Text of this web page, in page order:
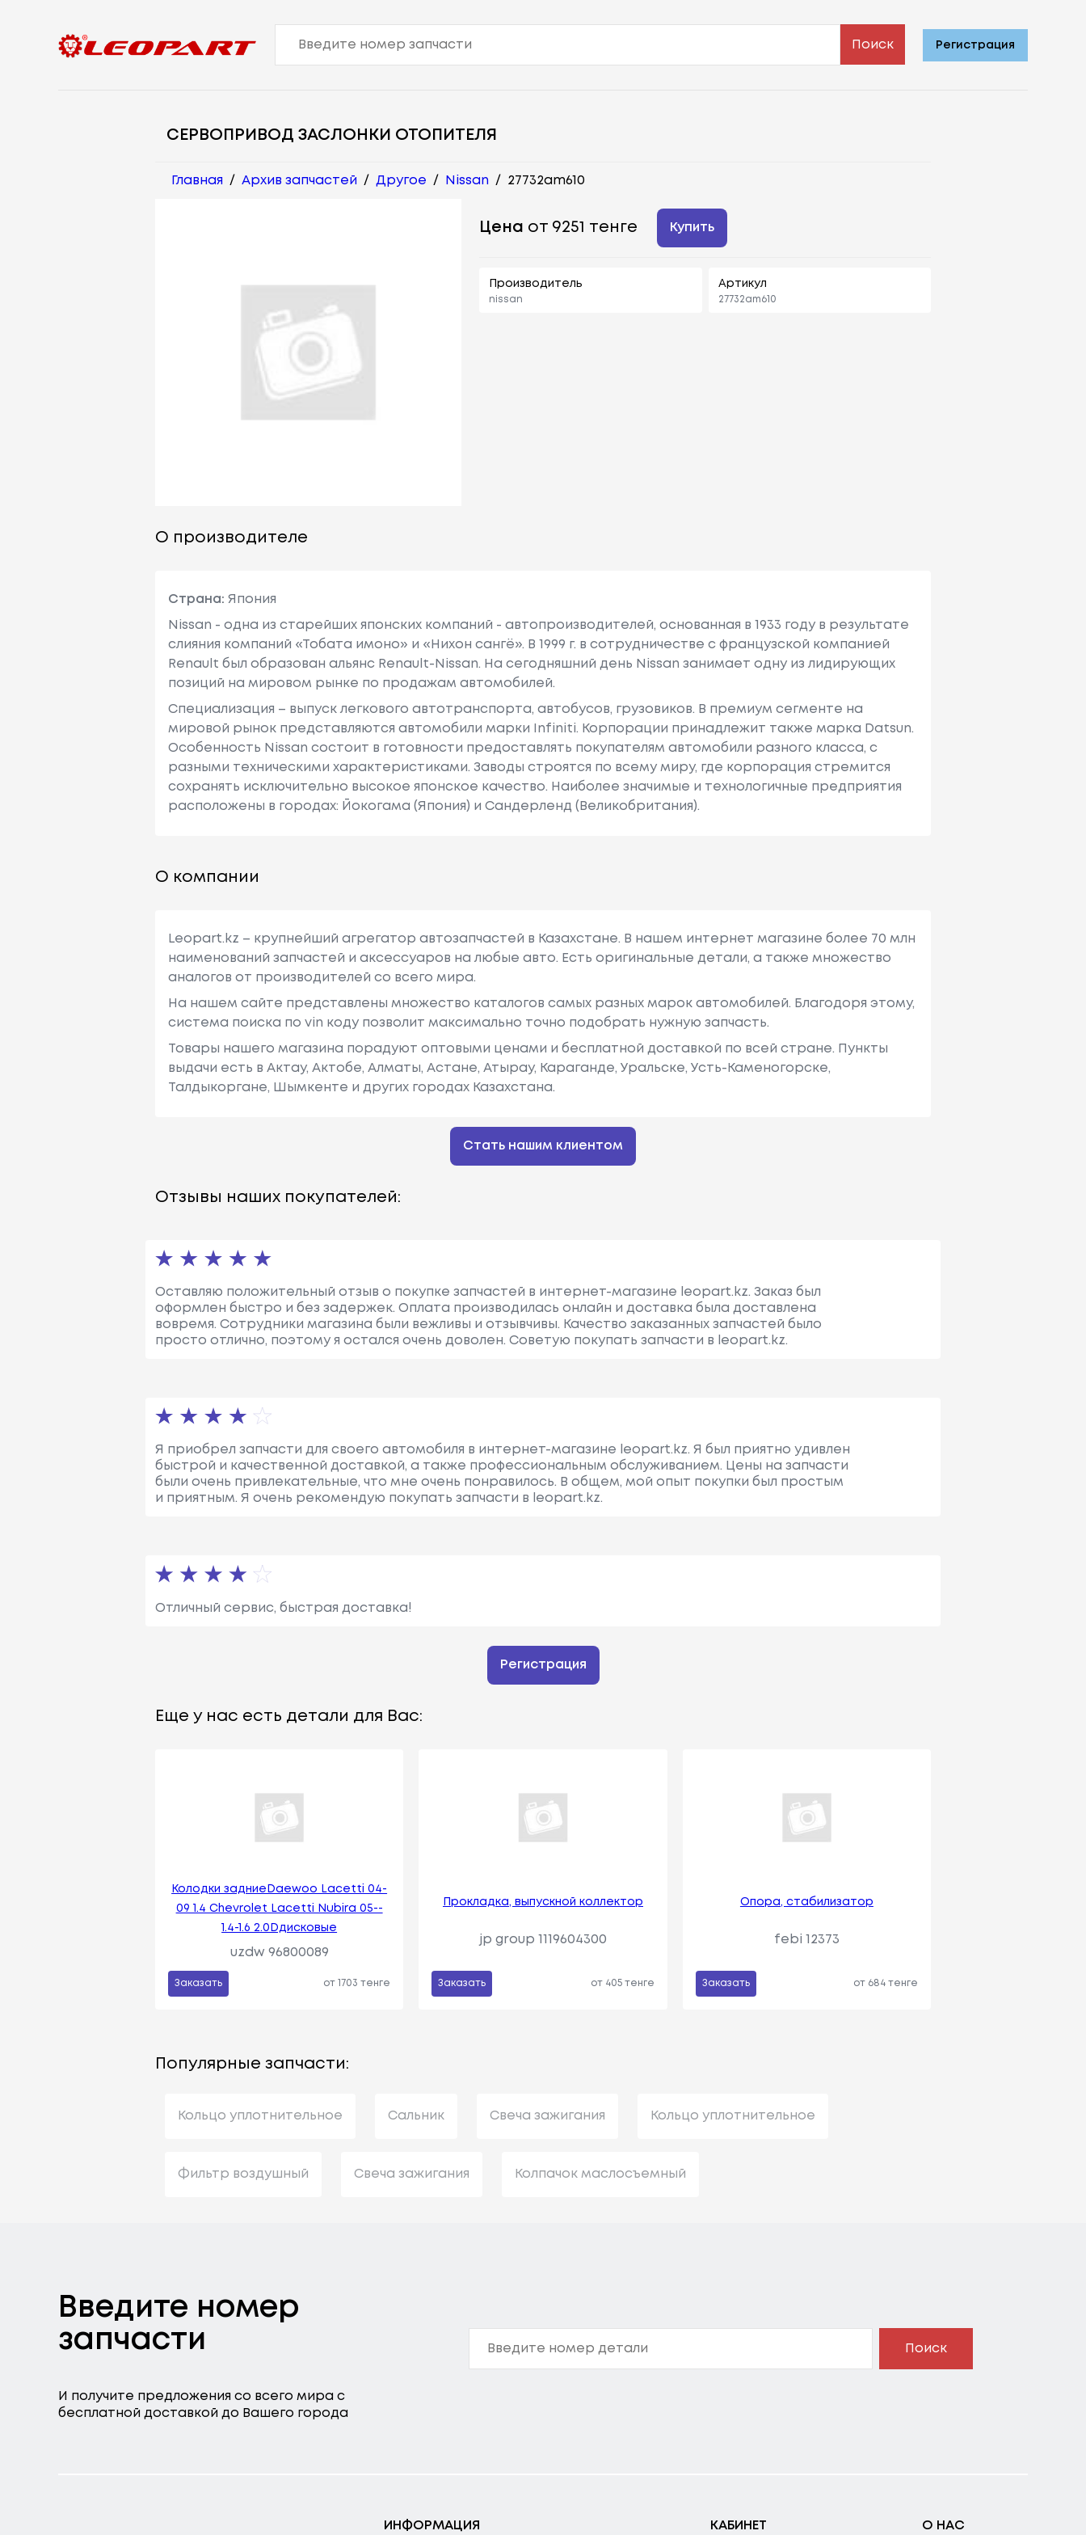
Поиск Регистрация
СЕРВОПРИВОД ЗАСЛОНКИ ОТОПИТЕЛЯ
Главная / Архив запчастей / Другое / Nissan / 27732am610
Цена от 9251 тенге Купить
Производитель
nissan
Артикул
27732am610
О производителе
Страна: Япония
Nissan - одна из старейших японских компаний - автопроизводителей, основанная в 1933 году в результате
слияния компаний «Тобата имоно» и «Нихон сангё». В 1999 г. в сотрудничестве с французcкой компанией
Renault был образован альянс Renault-Nissan. На сегодняшний день Nissan занимает одну из лидирующих
позиций на мировом рынке по продажам автомобилей.
Специализация – выпуск легкового автотранспорта, автобусов, грузовиков. В премиум сегменте на
мировой рынок представляются автомобили марки Infiniti. Корпорации принадлежит также марка Datsun.
Особенность Nissan состоит в готовности предоставлять покупателям автомобили разного класса, с
разными техническими характеристиками. Заводы строятся по всему миру, где корпорация стремится
сохранять исключительно высокое японское качество. Наиболее значимые и технологичные предприятия
расположены в городах: Йокогама (Япония) и Сандерленд (Великобритания).
О компании
Leopart.kz – крупнейший агрегатор автозапчастей в Казахстане. В нашем интернет магазине более 70 млн
наименований запчастей и аксессуаров на любые авто. Есть оригинальные детали, а также множество
аналогов от производителей со всего мира.
На нашем сайте представлены множество каталогов самых разных марок автомобилей. Благодоря этому,
система поиска по vin коду позволит максимально точно подобрать нужную запчасть.
Товары нашего магазина порадуют оптовыми ценами и бесплатной доставкой по всей стране. Пункты
выдачи есть в Актау, Актобе, Алматы, Астане, Атырау, Караганде, Уральске, Усть-Каменогорске,
Талдыкоргане, Шымкенте и других городах Казахстана.
Стать нашим клиентом
Отзывы наших покупателей:
Оставляю положительный отзыв о покупке запчастей в интернет-магазине leopart.kz. Заказ был
оформлен быстро и без задержек. Оплата производилась онлайн и доставка была доставлена
вовремя. Сотрудники магазина были вежливы и отзывчивы. Качество заказанных запчастей было
просто отлично, поэтому я остался очень доволен. Советую покупать запчасти в leopart.kz.
Я приобрел запчасти для своего автомобиля в интернет-магазине leopart.kz. Я был приятно удивлен
быстрой и качественной доставкой, а также профессиональным обслуживанием. Цены на запчасти
были очень привлекательные, что мне очень понравилось. В общем, мой опыт покупки был простым
и приятным. Я очень рекомендую покупать запчасти в leopart.kz.
Отличный сервис, быстрая доставка!
Регистрация
Еще у нас есть детали для Вас:
Колодки задниеDaewoo Lacetti 04-
09 1.4 Chevrolet Lacetti Nubira 05--
1.4-1.6 2.0Dдисковые
uzdw 96800089
Заказать от 1703 тенге
Прокладка, выпускной коллектор
jp group 1119604300
Заказать от 405 тенге
Опора, стабилизатор
febi 12373
Заказать от 684 тенге
Популярные запчасти:
Кольцо уплотнительное Сальник Свеча зажигания Кольцо уплотнительное
Фильтр воздушный Свеча зажигания Колпачок маслосъемный
Введите номер
запчасти
И получите предложения со всего мира с
бесплатной доставкой до Вашего города
Поиск
ИНФОРМАЦИЯ КАБИНЕТ О НАС